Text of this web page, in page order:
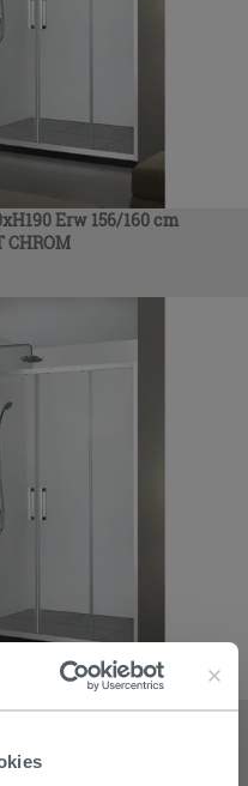
Erw 156/160 cm
CHROM
Erw 166/170 cm